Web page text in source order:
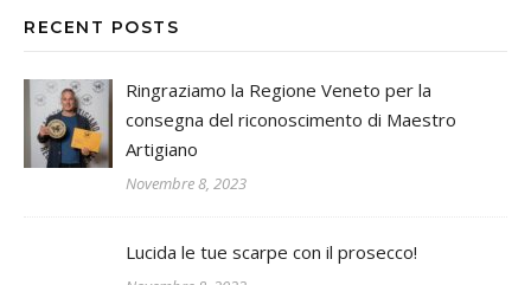
RECENT POSTS
Ringraziamo la Regione Veneto per la
consegna del riconoscimento di Maestro
Artigiano
Novembre 8, 2023
Lucida le tue scarpe con il prosecco!